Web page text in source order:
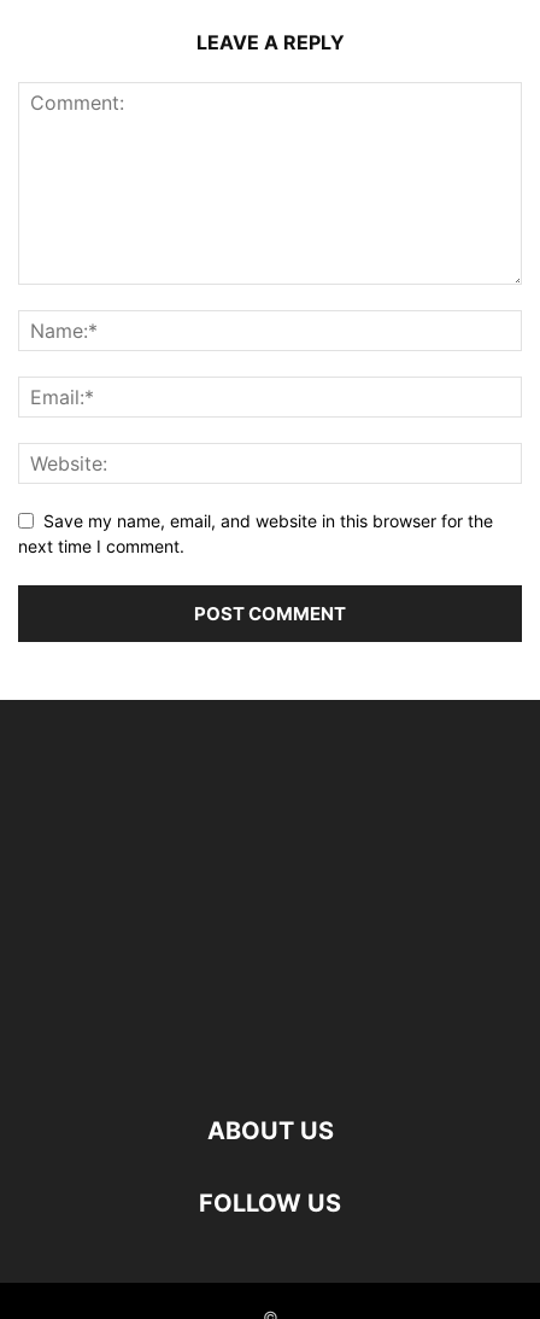
LEAVE A REPLY
Save my name, email, and website in this browser for the
next time I comment.
ABOUT US
FOLLOW US